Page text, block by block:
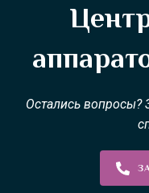
Остались вопросы?